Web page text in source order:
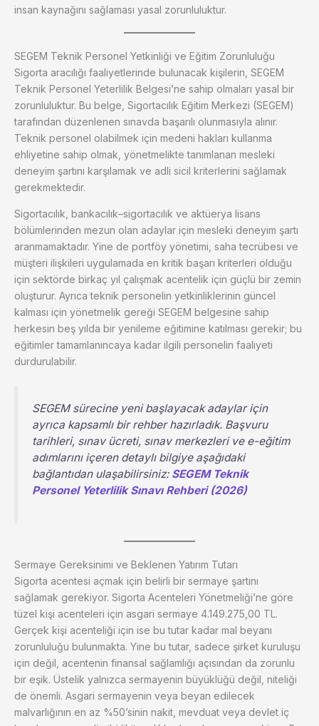
insan kaynağını sağlaması yasal zorunluluktur.
SEGEM Teknik Personel Yetkinliği ve Eğitim Zorunluluğu
Sigorta aracılığı faaliyetlerinde bulunacak kişilerin, SEGEM
Teknik Personel Yeterlilik Belgesi’ne sahip olmaları yasal bir
zorunluluktur. Bu belge, Sigortacılık Eğitim Merkezi (SEGEM)
tarafından düzenlenen sınavda başarılı olunmasıyla alınır.
Teknik personel olabilmek için medeni hakları kullanma
ehliyetine sahip olmak, yönetmelikte tanımlanan mesleki
deneyim şartını karşılamak ve adli sicil kriterlerini sağlamak
gerekmektedir.
Sigortacılık, bankacılık–sigortacılık ve aktüerya lisans
bölümlerinden mezun olan adaylar için mesleki deneyim şartı
aranmamaktadır. Yine de portföy yönetimi, saha tecrübesi ve
müşteri ilişkileri uygulamada en kritik başarı kriterleri olduğu
için sektörde birkaç yıl çalışmak acentelik için güçlü bir zemin
oluşturur. Ayrıca teknik personelin yetkinliklerinin güncel
kalması için yönetmelik gereği SEGEM belgesine sahip
herkesin beş yılda bir yenileme eğitimine katılması gerekir; bu
eğitimler tamamlanıncaya kadar ilgili personelin faaliyeti
durdurulabilir.
SEGEM sürecine yeni başlayacak adaylar için
ayrıca kapsamlı bir rehber hazırladık. Başvuru
tarihleri, sınav ücreti, sınav merkezleri ve e-eğitim
adımlarını içeren detaylı bilgiye aşağıdaki
bağlantıdan ulaşabilirsiniz: SEGEM Teknik
Personel Yeterlilik Sınavı Rehberi (2026)
Sermaye Gereksinimi ve Beklenen Yatırım Tutarı
Sigorta acentesi açmak için belirli bir sermaye şartını
sağlamak gerekiyor. Sigorta Acenteleri Yönetmeliği’ne göre
tüzel kişi acenteleri için asgari sermaye 4.149.275,00 TL.
Gerçek kişi acenteliği için ise bu tutar kadar mal beyanı
zorunluluğu bulunmakta. Yine bu tutar, sadece şirket kuruluşu
için değil, acentenin finansal sağlamlığı açısından da zorunlu
bir eşik. Üstelik yalnızca sermayenin büyüklüğü değil, niteliği
de önemli. Asgari sermayenin veya beyan edilecek
malvarlığının en az %50’sinin nakit, mevduat veya devlet iç